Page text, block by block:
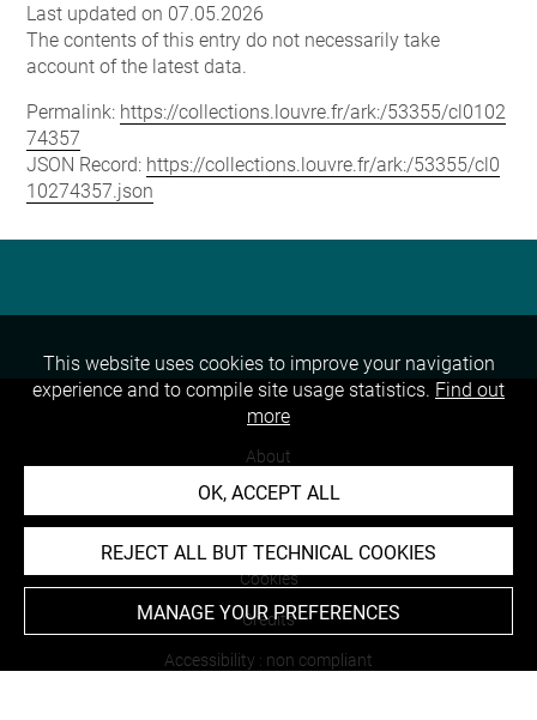
Last updated on 07.05.2026
The contents of this entry do not necessarily take
account of the latest data.
Permalink: https://collections.louvre.fr/ark:/53355/cl0102
74357
JSON Record: https://collections.louvre.fr/ark:/53355/cl0
10274357.json
About
Contact Us
Cookies
Credits
Accessibility : non compliant
This website uses cookies to improve your navigation
experience and to compile site usage statistics. Find out
more
OK, ACCEPT ALL
REJECT ALL BUT TECHNICAL COOKIES
MANAGE YOUR PREFERENCES